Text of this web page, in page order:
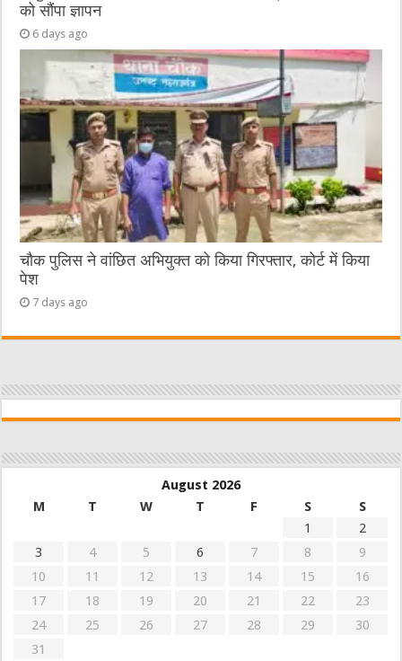
को सौंपा ज्ञापन
6 days ago
चौक पुलिस ने वांछित अभियुक्त को किया गिरफ्तार, कोर्ट में किया
पेश
7 days ago
August 2026
M
T W T F S
S
1
2
3
4 5 6 7 8
9
10
11 12 13 14 15
16
17
18 19 20 21 22
23
24
25 26 27 28 29
30
31